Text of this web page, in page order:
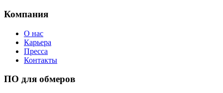
Компания
О нас
Карьера
Пресса
Контакты
ПО для обмеров